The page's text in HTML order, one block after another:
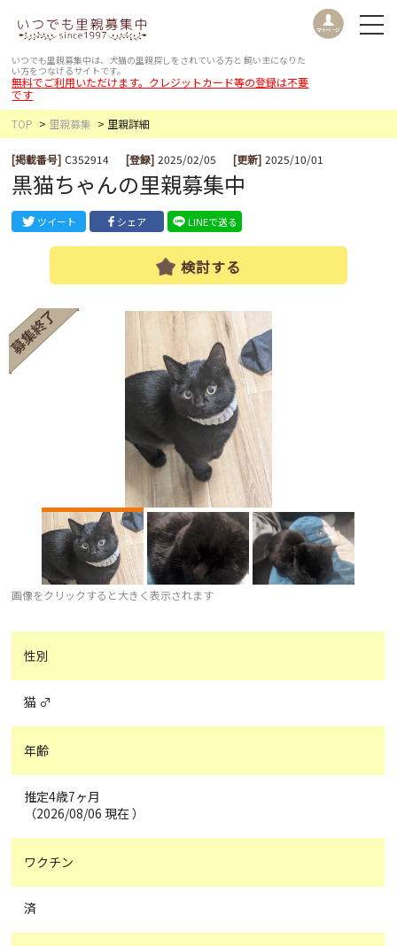
いつでも里親募集中は、犬猫の里親探しをされている方と 飼い主になりた
い方をつなげるサイトです。
無料でご利用いただけます。クレジットカード等の登録は不要
です
TOP
里親募集 里親詳細
[掲載番号] C352914 [登録] 2025/02/05 [更新] 2025/10/01
黒猫ちゃんの里親募集中
ツイート シェア LINEで送る
検討する
画像をクリックすると大きく表示されます
性別
猫 ♂
年齢
推定4歳7ヶ月
（2026/08/06 現在 ）
ワクチン
済